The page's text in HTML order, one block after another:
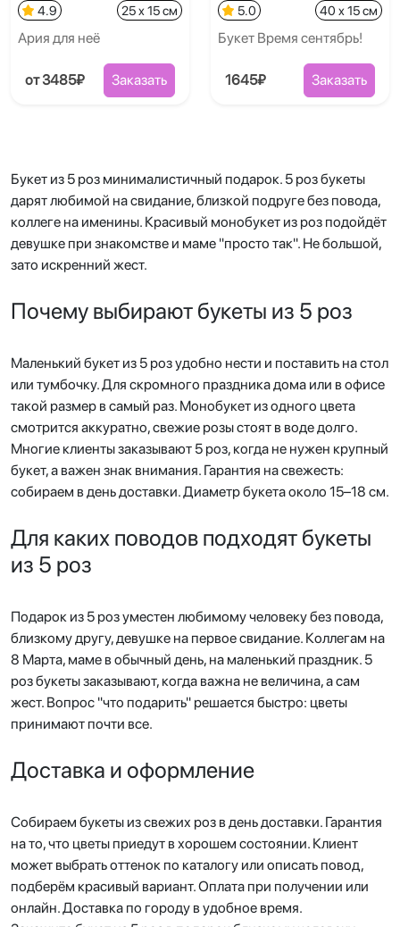
4.9 25 x 15 см
Ария для неё
от 3485₽ Заказать
5.0 40 x 15 см
Букет Время сентябрь!
1645₽ Заказать
Букет из 5 роз минималистичный подарок. 5 роз букеты
дарят любимой на свидание, близкой подруге без повода,
коллеге на именины. Красивый монобукет из роз подойдёт
девушке при знакомстве и маме "просто так". Не большой,
зато искренний жест.
Почему выбирают букеты из 5 роз
Маленький букет из 5 роз удобно нести и поставить на стол
или тумбочку. Для скромного праздника дома или в офисе
такой размер в самый раз. Монобукет из одного цвета
смотрится аккуратно, свежие розы стоят в воде долго.
Многие клиенты заказывают 5 роз, когда не нужен крупный
букет, а важен знак внимания. Гарантия на свежесть:
собираем в день доставки. Диаметр букета около 15–18 см.
Для каких поводов подходят букеты
из 5 роз
Подарок из 5 роз уместен любимому человеку без повода,
близкому другу, девушке на первое свидание. Коллегам на
8 Марта, маме в обычный день, на маленький праздник. 5
роз букеты заказывают, когда важна не величина, а сам
жест. Вопрос "что подарить" решается быстро: цветы
принимают почти все.
Доставка и оформление
Собираем букеты из свежих роз в день доставки. Гарантия
на то, что цветы приедут в хорошем состоянии. Клиент
может выбрать оттенок по каталогу или описать повод,
подберём красивый вариант. Оплата при получении или
онлайн. Доставка по городу в удобное время.